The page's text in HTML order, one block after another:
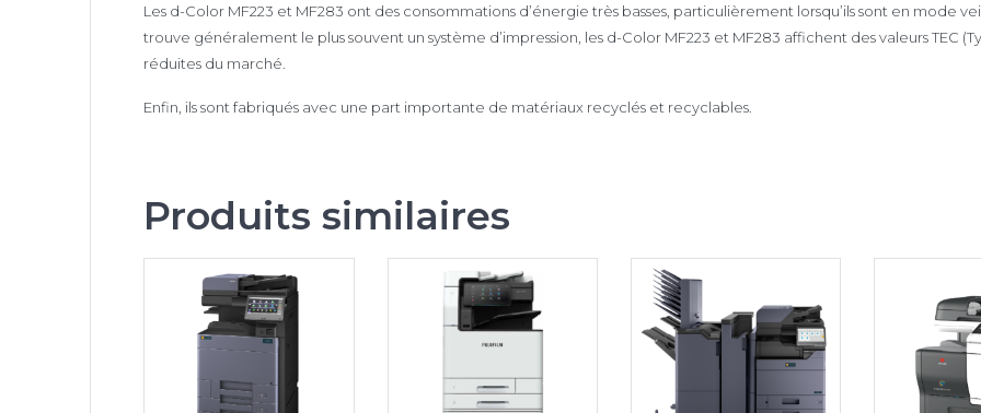
Les d-Color MF223 et MF283 ont des consommations d’énergie très basses, particulièrement lorsqu’ils sont en mode
trouve généralement le plus souvent un système d’impression, les d-Color MF223 et MF283 affichent des valeurs TEC
réduites du marché.
Enfin, ils sont fabriqués avec une part importante de matériaux recyclés et recyclables.
Produits similaires